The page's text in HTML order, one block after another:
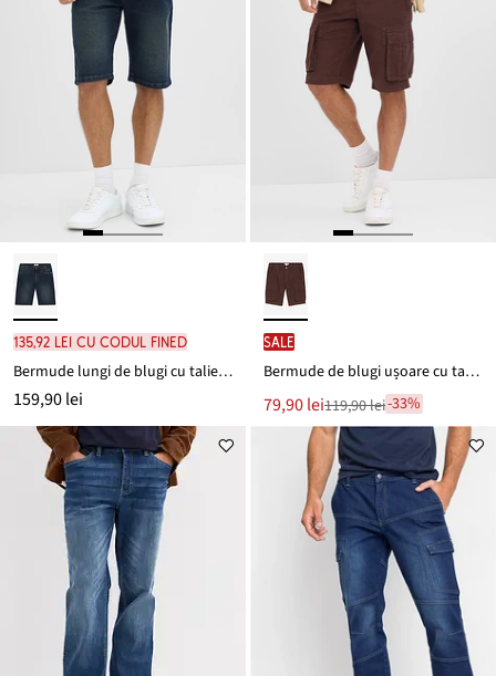
135,92 lei cu codul FINED
Bermude lungi de blugi cu talie elastică, Relaxed Fit
159,90 lei
SALE
Bermude de blugi ușoare cu talie elastică, din denim colorat, Relaxed Fit
Noul
preț
79,90 lei
Reducere
119,90 lei
119,90 lei-33%